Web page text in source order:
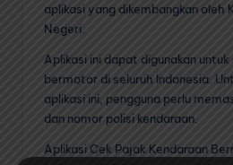
aplikasi yang dikembangkan oleh
Negeri.
Aplikasi ini dapat digunakan
bermotor di seluruh Indonesia.
aplikasi ini, pengguna perlu
dan nomor polisi kendaraan.
Aplikasi Cek Pajak Kendaraan